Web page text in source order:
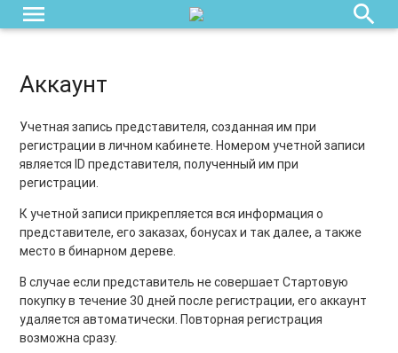
menu search
Аккаунт
Учетная запись представителя, созданная им при
регистрации в личном кабинете. Номером учетной записи
является ID представителя, полученный им при
регистрации.
К учетной записи прикрепляется вся информация о
представителе, его заказах, бонусах и так далее, а также
место в бинарном дереве.
В случае если представитель не совершает Стартовую
покупку в течение 30 дней после регистрации, его аккаунт
удаляется автоматически. Повторная регистрация
возможна сразу.